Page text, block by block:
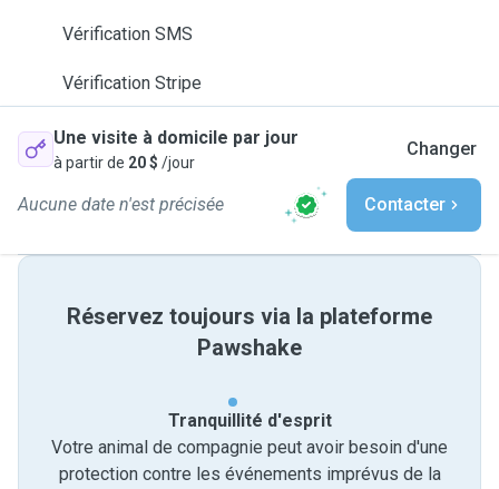
Vérification SMS
Vérification Stripe
Une visite à domicile par jour
à partir de 20 $ /jour
Changer
Aucune date n'est précisée Contacter
Réservez toujours via la plateforme
Pawshake
Tranquillité d'esprit
Votre animal de compagnie peut avoir besoin d'une
protection contre les événements imprévus de la